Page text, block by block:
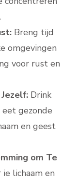
Breng tijd
omgevingen
voor rust en
Drink
gezonde
en geest
om Te
lichaam en